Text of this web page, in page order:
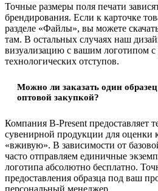
Точные размеры поля печати
брендирования. Если к карточке
разделе «Файлы», вы можете
там. В остальных случаях наш
визуализацию с вашим логотипом с
технологических отступов.
Можно ли заказать один
оптовой закупкой?
Компания B-Present предоставляет
сувенирной продукции для оценки
«вживую». В зависимости от
часто отправляем единичные
логотипа абсолютно бесплатно.
предоставления образца под ваш
персональный менеджер.